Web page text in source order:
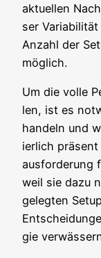
aktu­el­len
ser
Anzahl der
möglich.
Um die vol­le
len, ist es
han­deln und
ier­lich
aus­for­de­rung
weil sie dazu
ge­leg­ten
gie